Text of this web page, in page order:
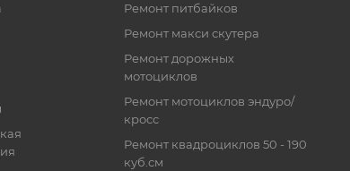
Ремонт питбайков
Ремонт макси скутера
Ремонт дорожных
мотоциклов
Ремонт мотоциклов эндуро/
кросс
Ремонт квадроциклов 50 - 190
куб.см